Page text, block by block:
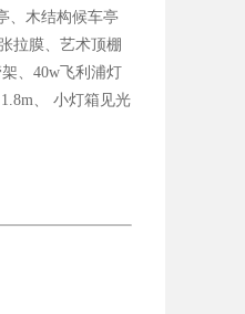
、木结构候车亭
拉膜、艺术顶棚
、40w飞利浦灯
、 小灯箱见光